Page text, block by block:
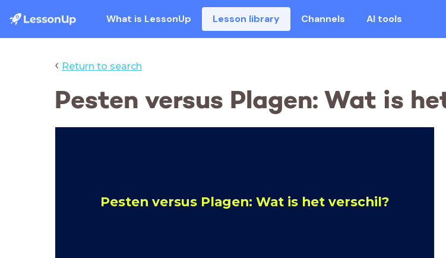
What is LessonUp Lesson library Channels AI tools
‹ Return to search
Pesten versus Plagen: Wat is
Pesten versus Plagen: Wat is het verschil?